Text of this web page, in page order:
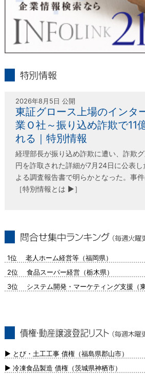
受付時間 平日9：00～17：00
2026年8月5日 公開
東証グロース上場のインタ
業Ｏ社～振り込め詐欺で11
れる｜特別情報
経理部長が振り込め詐欺に遭い、詐欺
円を詐取された詳細が7月24日に公表し
よる調査報告書で明らかとなった。事
［特別情報とは ▶］
1位 老人ホーム経営等（福岡県）
2位 食品スーパー経営（栃木県）
3位 システム開発・マーケティング支援（東
新）
▶ とび・土工工事 債権（福島県郡山市）
▶ 冷凍食品製造 債権（茨城県神栖市）